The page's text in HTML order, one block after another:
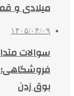
میلادی و
۱۴۰۵/۰۴/۰۹
سوالات
بوق زدن